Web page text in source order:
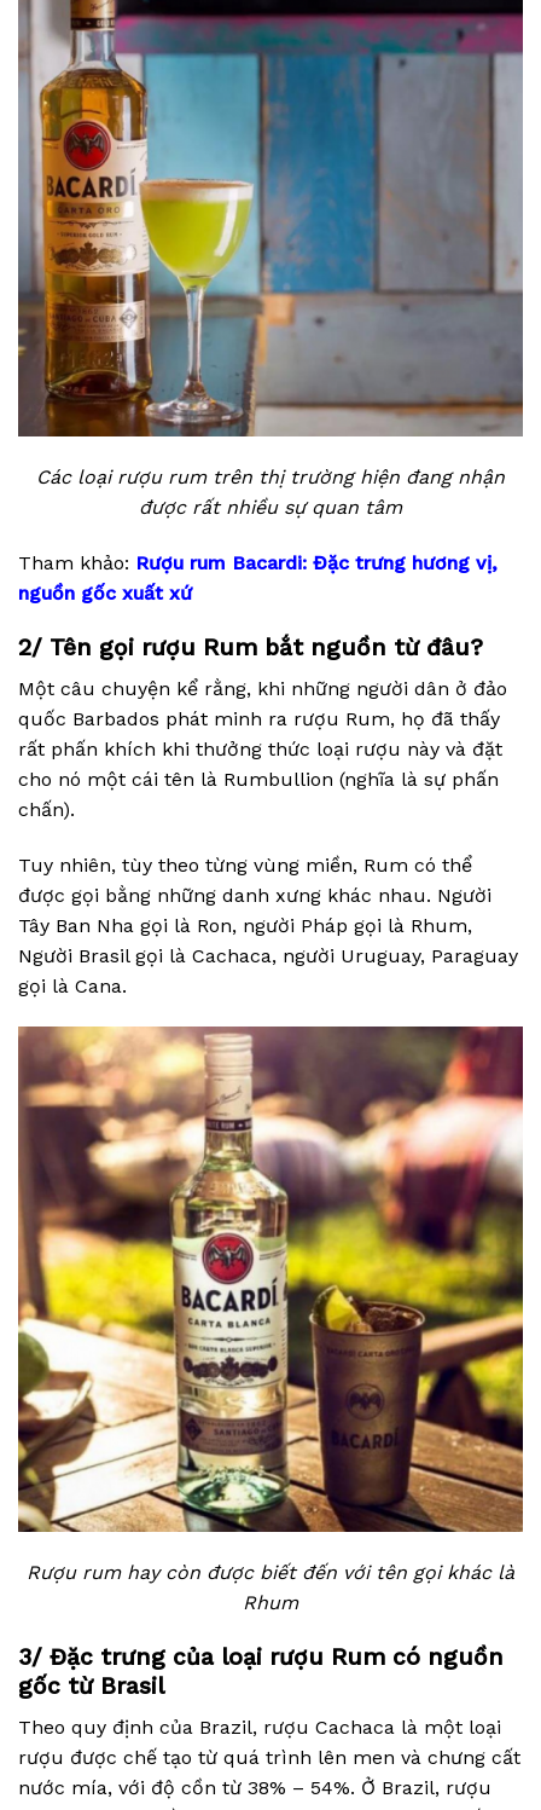
Các loại rượu rum trên thị trường hiện đang nhận
được rất nhiều sự quan tâm
Tham khảo: Rượu rum Bacardi: Đặc trưng hương vị,
nguồn gốc xuất xứ
2/ Tên gọi rượu Rum bắt nguồn từ đâu?
Một câu chuyện kể rằng, khi những người dân ở đảo
quốc Barbados phát minh ra rượu Rum, họ đã thấy
rất phấn khích khi thưởng thức loại rượu này và đặt
cho nó một cái tên là Rumbullion (nghĩa là sự phấn
chấn).
Tuy nhiên, tùy theo từng vùng miền, Rum có thể
được gọi bằng những danh xưng khác nhau. Người
Tây Ban Nha gọi là Ron, người Pháp gọi là Rhum,
Người Brasil gọi là Cachaca, người Uruguay, Paraguay
gọi là Cana.
Rượu rum hay còn được biết đến với tên gọi khác là
Rhum
3/ Đặc trưng của loại rượu Rum có nguồn
gốc từ Brasil
Theo quy định của Brazil, rượu Cachaca là một loại
rượu được chế tạo từ quá trình lên men và chưng cất
nước mía, với độ cồn từ 38% – 54%. Ở Brazil, rượu